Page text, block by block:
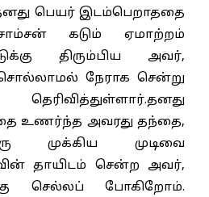
பெயர் இடம்பெறாததை
கடும் ஏமாற்றம்
திரும்பிய அவர்,
சொல்லாமல் நேராக சென்று
உணர்ந்த அவரது தந்தை,
முக்கிய முடிவை
தாயிடம் சென்ற அவர்,
செல்லப் போகிறோம்.